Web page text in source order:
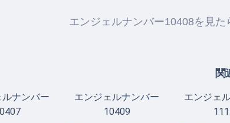
エンジェルナンバー10408を見た
関
ナンバー
エンジェルナンバー
10409
エンジェ